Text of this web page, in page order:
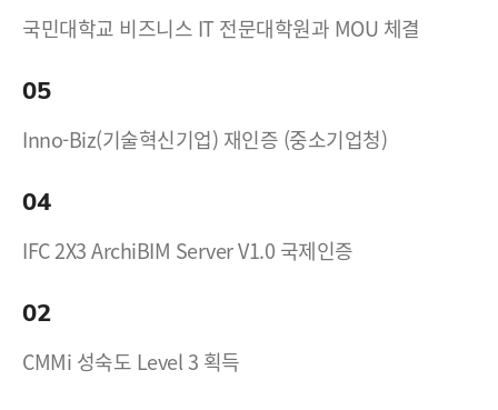
국민대학교 비즈니스 IT 전문대학원과 MOU 체결
05
Inno-Biz(기술혁신기업) 재인증 (중소기업청)
04
IFC 2X3 ArchiBIM Server V1.0 국제인증
02
CMMi 성숙도 Level 3 획득